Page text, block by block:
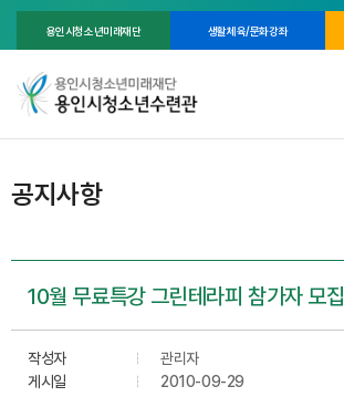
용인시청소년미래재단 생활체육/문화강좌
공지사항
10월 무료특강 그린테라피 참가자 모집
작성자
관리자
게시일
2010-09-29